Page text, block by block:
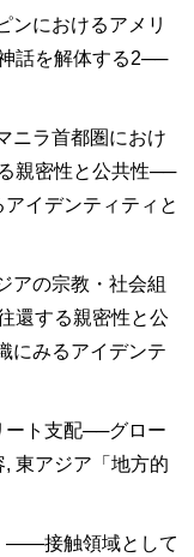
ンにおけるアメリ
話を解体する2──
ニラ首都圏におけ
親密性と公共性──
イデンティティと
アの宗教・社会組
還する親密性と公
にみるアイデンテ
ート支配──グロー
東アジア「地方的
――接触領域として